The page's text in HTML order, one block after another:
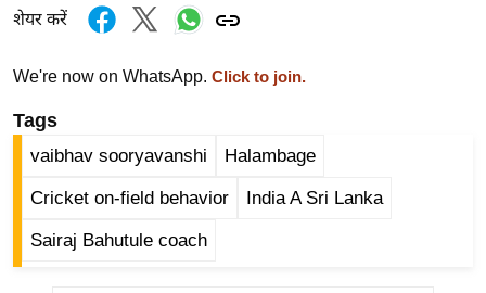
ब्री
म
रं
ज
न
ग
शेयर करें
We're now on WhatsApp. Click to join.
Tags
vaibhav sooryavanshi Halambage
Cricket on-field behavior India A Sri Lanka
Sairaj Bahutule coach